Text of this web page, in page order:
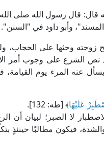
قال: قال رسول الله صلى
وأبو داود في "السنن".
وحثها على الحجاب،
نص الشرع على وجوب أمر
عنه المرء يوم القيامة،
عَلَيْهَا﴾ [طه: 132].
لا الصبر؛ لبيان
فيكون مطالبًا حينئذٍ